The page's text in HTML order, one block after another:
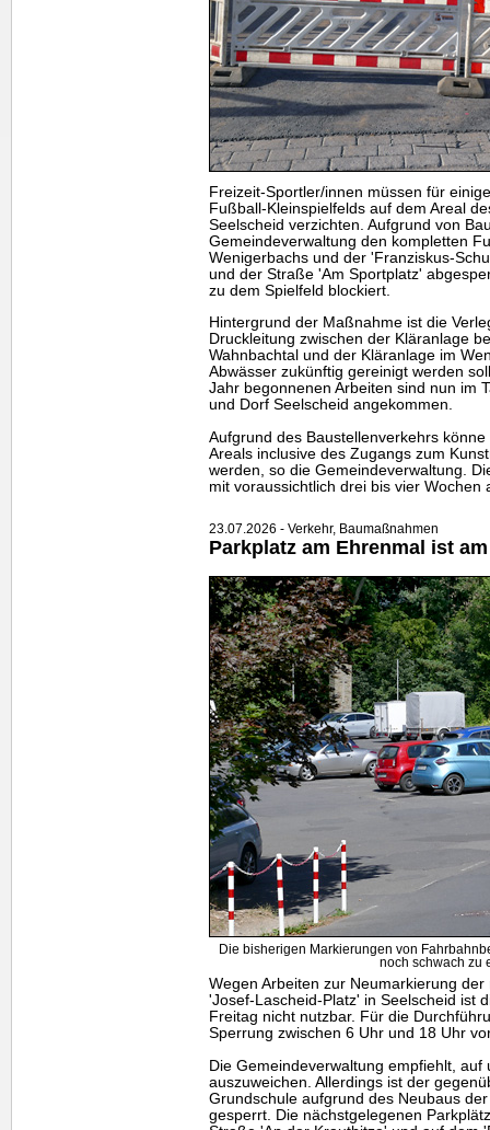
Freizeit-Sportler/innen müssen für
Fußball-Kleinspielfelds auf dem Areal
Seelscheid verzichten. Aufgrund von
Gemeindeverwaltung den kompletten
Wenigerbachs und der 'Franziskus-
und der Straße 'Am Sportplatz'
zu dem Spielfeld blockiert.
Hintergrund der Maßnahme ist die
Druckleitung zwischen der Kläranlage
Wahnbachtal und der Kläranlage im
Abwässer zukünftig gereinigt werden
Jahr begonnenen Arbeiten sind nun im
und Dorf Seelscheid angekommen.
Aufgrund des Baustellenverkehrs
Areals inclusive des Zugangs zum
werden, so die Gemeindeverwaltung.
mit voraussichtlich drei bis vier Wochen
23.07.2026 - Verkehr, Baumaßnahmen
Parkplatz am Ehrenmal ist
Die bisherigen Markierungen von
noch schwach zu
Wegen Arbeiten zur Neumarkierung
'Josef-Lascheid-Platz' in Seelscheid ist
Freitag nicht nutzbar. Für die
Sperrung zwischen 6 Uhr und 18 Uhr
Die Gemeindeverwaltung empfiehlt,
auszuweichen. Allerdings ist der
Grundschule aufgrund des Neubaus
gesperrt. Die nächstgelegenen